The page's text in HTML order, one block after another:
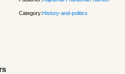
Category:History-and-politics